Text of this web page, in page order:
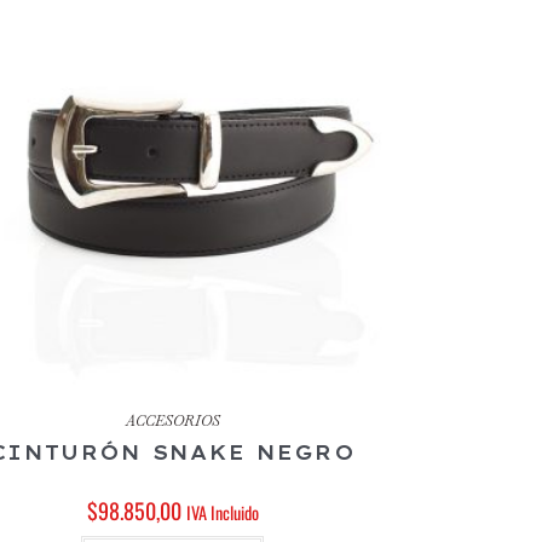
ACCESORIOS
SNAKE NEGRO
$98.850,00 IVA Incluido